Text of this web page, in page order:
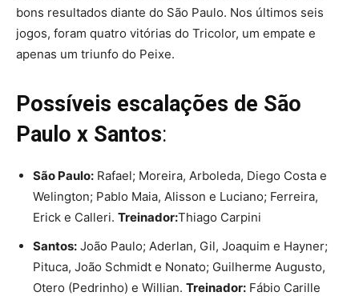
bons resultados diante do São Paulo. Nos últimos seis
jogos, foram quatro vitórias do Tricolor, um empate e
apenas um triunfo do Peixe.
Possíveis escalações de São
Paulo x Santos:
São Paulo: Rafael; Moreira, Arboleda, Diego Costa e
Welington; Pablo Maia, Alisson e Luciano; Ferreira,
Erick e Calleri. Treinador:Thiago Carpini
Santos: João Paulo; Aderlan, Gil, Joaquim e Hayner;
Pituca, João Schmidt e Nonato; Guilherme Augusto,
Otero (Pedrinho) e Willian. Treinador: Fábio Carille